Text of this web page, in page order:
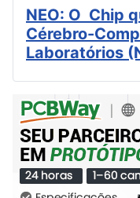
NEO: O Chip
Cérebro-
Laboratórios